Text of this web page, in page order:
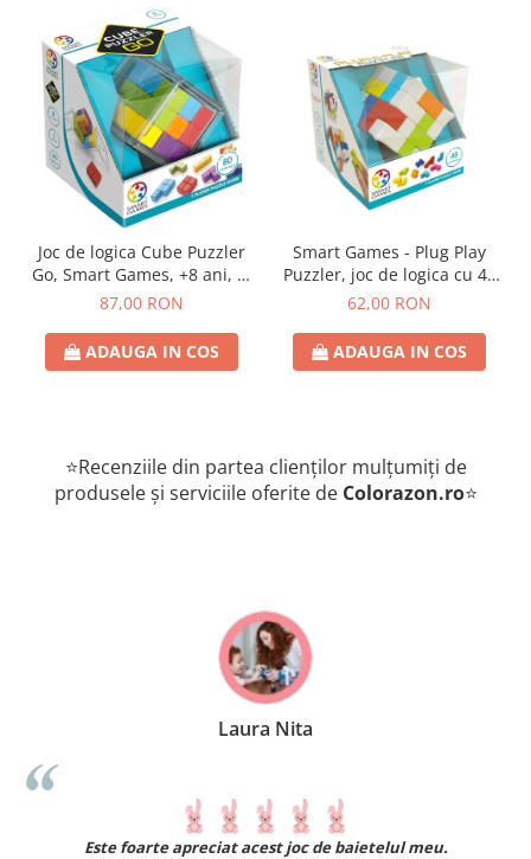
Joc de logica Cube Puzzler
Go, Smart Games, +8 ani, lb
romana
87,00 RON
ADAUGA IN COS
Smart Games - Plug Play
Puzzler, joc de logica cu 48
de provocari, 6+ ani, lb
62,00 RON
ADAUGA IN COS
⭐Recenziile din partea clienților mulțumiți de
produsele și serviciile oferite de Colorazon.ro⭐
Laura Nita
Este foarte apreciat acest joc de baietelul meu.